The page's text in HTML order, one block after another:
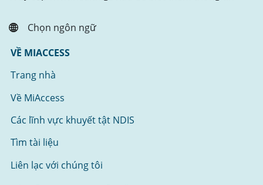
Chọn ngôn ngữ
VỀ MIACCESS
Trang nhà
Về MiAccess
Các lĩnh vực khuyết tật NDIS
Tìm tài liệu
Liên lạc với chúng tôi